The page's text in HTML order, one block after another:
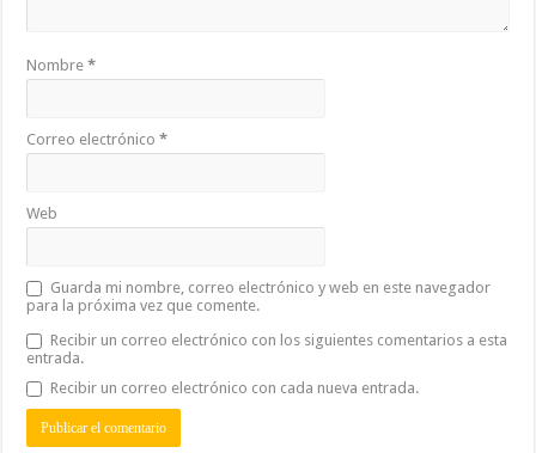
Nombre*
Correo electrónico*
Web
Guarda mi nombre, correo electrónico y web en este navegador
para la próxima vez que comente.
Recibir un correo electrónico con los siguientes comentarios a esta
entrada.
Recibir un correo electrónico con cada nueva entrada.